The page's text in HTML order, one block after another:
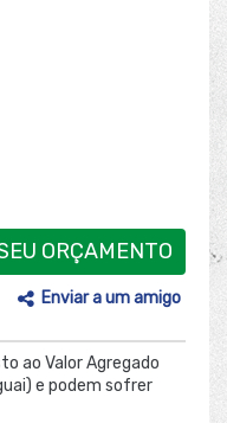
ORÇAMENTO
Enviar a um amigo
ao Valor Agregado
e podem sofrer